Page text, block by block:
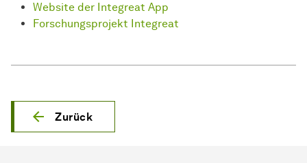
Website der Integreat App
Forschungsprojekt Integreat
Zurück